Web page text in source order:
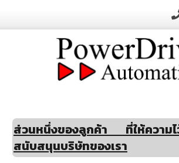
ส่วนหนึ่งของลูกค้า ที่ให้ความ
สนับสนุนบริษัทของเรา